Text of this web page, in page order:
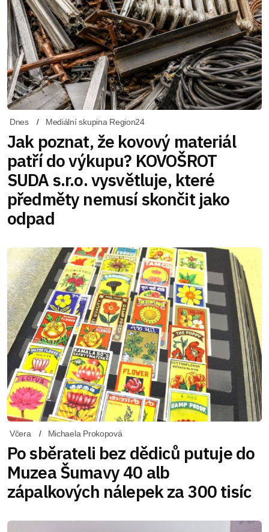
Dnes Mediální skupina Region24
Jak poznat, že kovový materiál
patří do výkupu? KOVOŠROT
SUDA s.r.o. vysvětluje, které
předměty nemusí skončit jako
odpad
Včera Michaela Prokopová
Po sběrateli bez dědiců putuje do
Muzea Šumavy 40 alb
zápalkových nálepek za 300 tisíc